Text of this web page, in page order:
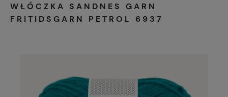
WŁÓCZKA SANDNES GARN
FRITIDSGARN PETROL 6937